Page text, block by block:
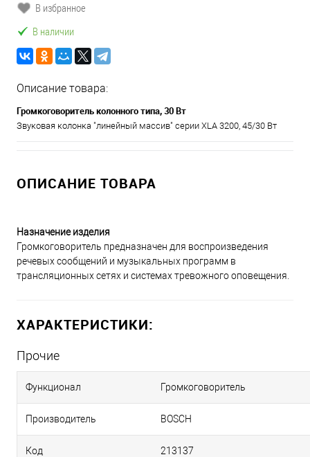
В избранное
В наличии
Описание товара:
Громкоговоритель колонного типа, 30 Вт
Звуковая колонка "линейный массив" серии XLA 3200, 45/30 Вт
ОПИСАНИЕ ТОВАРА
Назначение изделия
Громкоговоритель предназначен для воспроизведения
речевых сообщений и музыкальных программ в
трансляционных сетях и системах тревожного оповещения.
ХАРАКТЕРИСТИКИ:
Прочие
Функционал Громкоговоритель
Производитель BOSCH
Код 213137